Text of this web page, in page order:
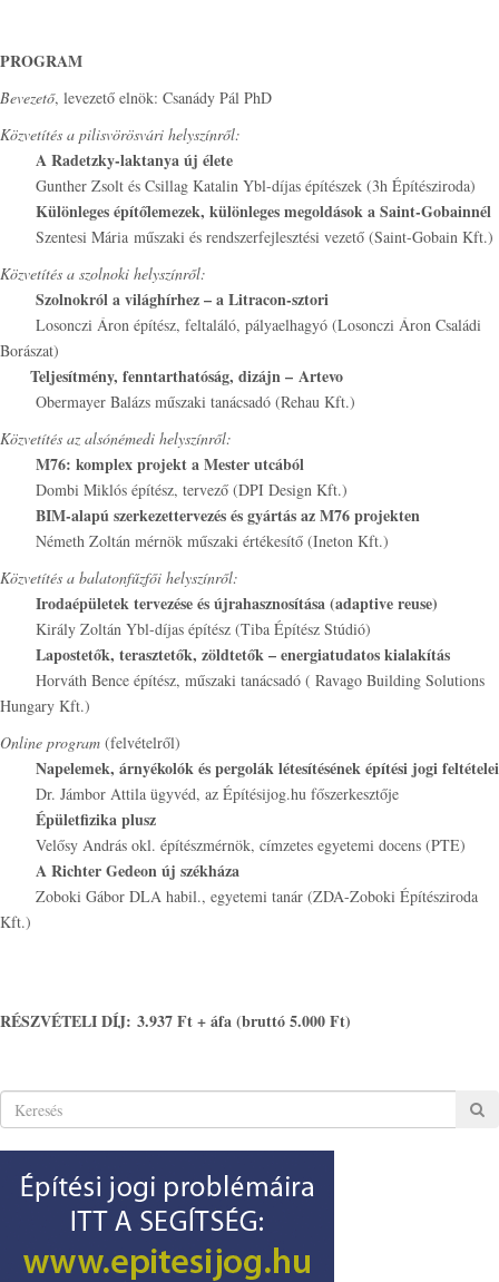
PROGRAM
Bevezető, levezető elnök: Csanády Pál PhD
Közvetítés a pilisvörösvári helyszínről:
A Radetzky-laktanya új élete
Gunther Zsolt és Csillag Katalin Ybl-díjas építészek (3h Építésziroda)
Különleges építőlemezek, különleges megoldások a Saint-Gobainnél
Szentesi Mária műszaki és rendszerfejlesztési vezető (Saint-Gobain Kft.)
Közvetítés a szolnoki helyszínről:
Szolnokról a világhírhez – a Litracon-sztori
Losonczi Áron építész, feltaláló, pályaelhagyó (Losonczi Áron Családi
Borászat)
Teljesítmény, fenntarthatóság, dizájn – Artevo
Obermayer Balázs műszaki tanácsadó (Rehau Kft.)
Közvetítés az alsónémedi helyszínről:
M76: komplex projekt a Mester utcából
Dombi Miklós építész, tervező (DPI Design Kft.)
BIM-alapú szerkezettervezés és gyártás az M76 projekten
Németh Zoltán mérnök műszaki értékesítő (Ineton Kft.)
Közvetítés a balatonfűzfői helyszínről:
Irodaépületek tervezése és újrahasznosítása (adaptive reuse)
Király Zoltán Ybl-díjas építész (Tiba Építész Stúdió)
Lapostetők, terasztetők, zöldtetők – energiatudatos kialakítás
Horváth Bence építész, műszaki tanácsadó ( Ravago Building Solutions
Hungary Kft.)
Online program (felvételről)
Napelemek, árnyékolók és pergolák létesítésének építési jogi feltételei
Dr. Jámbor Attila ügyvéd, az Építésijog.hu főszerkesztője
Épületfizika plusz
Velősy András okl. építészmérnök, címzetes egyetemi docens (PTE)
A Richter Gedeon új székháza
Zoboki Gábor DLA habil., egyetemi tanár (ZDA-Zoboki Építésziroda
Kft.)
RÉSZVÉTELI DÍJ: 3.937 Ft + áfa (bruttó 5.000 Ft)